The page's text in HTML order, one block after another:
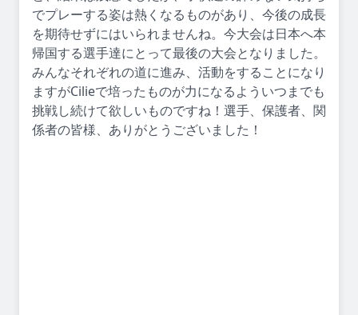
でプレーする姿は熱くなるものがあり、今後の成長
を期待せずにはいられませんね。今大会は日本へ本
帰国する選手達にとって最後の大会となりました。
みんなそれぞれの道に進み、活動をすることになり
ますがCilieで培ったものが力になるよういつまでも
挑戦し続けて欲しいものですね！選手、保護者、関
係者の皆様、ありがとうございました！